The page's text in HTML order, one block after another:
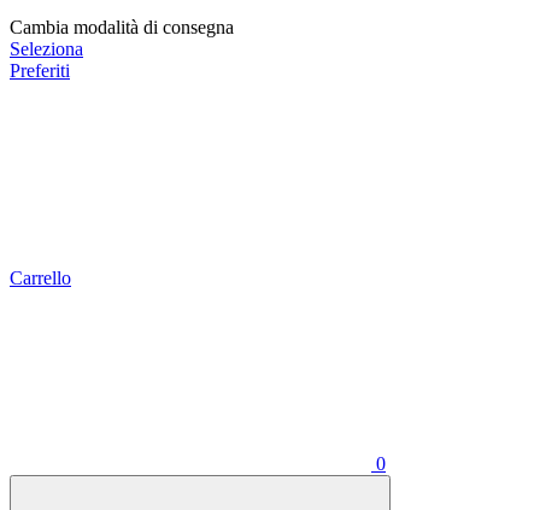
Cambia modalità di consegna
Seleziona
Preferiti
Carrello
0